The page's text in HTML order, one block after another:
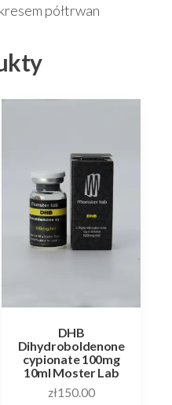
półtrwan
DHB
Dihydroboldenone
cypionate 100mg
10ml Moster Lab
zł150.00